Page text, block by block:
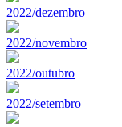
2022/dezembro
2022/novembro
2022/outubro
2022/setembro